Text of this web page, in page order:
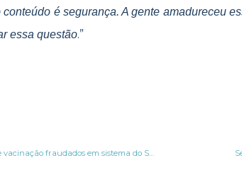
conteúdo é segurança. A gente amadureceu
essa questão.”